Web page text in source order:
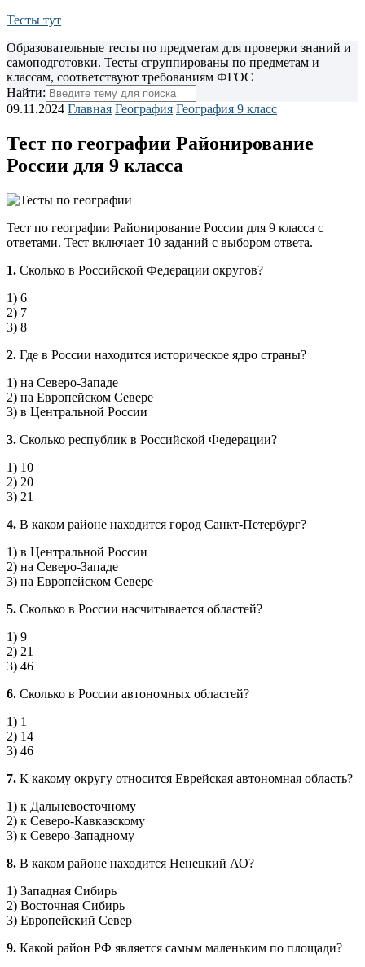
Тесты тут
Образовательные тесты по предметам для проверки знаний и
самоподготовки. Тесты сгруппированы по предметам и
классам, соответствуют требованиям ФГОС
Найти:
09.11.2024 Главная География География 9 класс
Тест по географии Районирование
России для 9 класса
Тест по географии Районирование России для 9 класса с
ответами. Тест включает 10 заданий с выбором ответа.
1. Сколько в Российской Федерации округов?
1) 6
2) 7
3) 8
2. Где в России находится историческое ядро страны?
1) на Северо-Западе
2) на Европейском Севере
3) в Центральной России
3. Сколько республик в Российской Федерации?
1) 10
2) 20
3) 21
4. В каком районе находится город Санкт-Петербург?
1) в Центральной России
2) на Северо-Западе
3) на Европейском Севере
5. Сколько в России насчитывается областей?
1) 9
2) 21
3) 46
6. Сколько в России автономных областей?
1) 1
2) 14
3) 46
7. К какому округу относится Еврейская автономная область?
1) к Дальневосточному
2) к Северо-Кавказскому
3) к Северо-Западному
8. В каком районе находится Ненецкий АО?
1) Западная Сибирь
2) Восточная Сибирь
3) Европейский Север
9. Какой район РФ является самым маленьким по площади?